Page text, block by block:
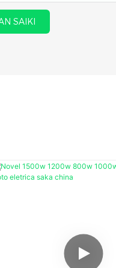
SAIKI